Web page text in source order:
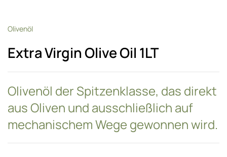
Olivenöl
Extra Virgin Olive Oil 1LT
Olivenöl der Spitzenklasse, das direkt
aus Oliven und ausschließlich auf
mechanischem Wege gewonnen wird.